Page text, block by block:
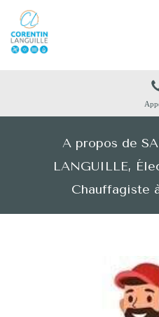
A propos de
LANGUILLE,
Chauffagiste